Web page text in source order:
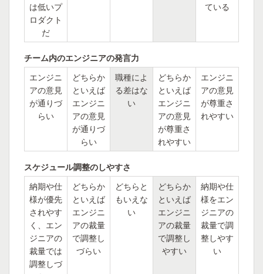
は低いプ
ロダクト
だ
ている
チーム内のエンジニアの発言力
エンジニ
アの意見
が通りづ
らい
どちらか
といえば
エンジニ
アの意見
が通りづ
らい
職種によ
る差はな
い
どちらか
といえば
エンジニ
アの意見
が尊重さ
れやすい
エンジニ
アの意見
が尊重さ
れやすい
スケジュール調整のしやすさ
納期や仕
様が優先
されやす
く、エン
ジニアの
裁量では
調整しづ
どちらか
といえば
エンジニ
アの裁量
で調整し
づらい
どちらと
もいえな
い
どちらか
といえば
エンジニ
アの裁量
で調整し
やすい
納期や仕
様をエン
ジニアの
裁量で調
整しやす
い